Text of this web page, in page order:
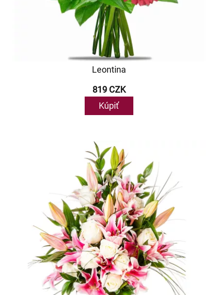
Leontina
819 CZK
Kúpiť